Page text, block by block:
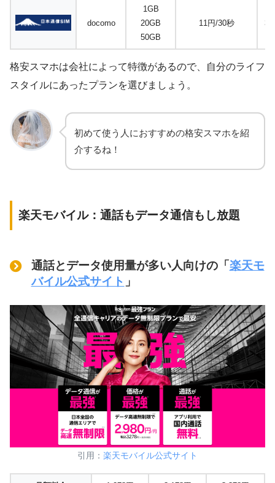
docomo
1GB
20GB
50GB
11円/30秒
格安スマホは会社によって特徴があるので、自分のライフ
スタイルにあったプランを選びましょう。
初めて使う人におすすめの格安スマホを紹
介するね！
楽天モバイル：通話もデータ通信もし放題
通話とデータ使用量が多い人向けの「 楽天モ
バイル公式サイト 」
引用： 楽天モバイル公式サイト